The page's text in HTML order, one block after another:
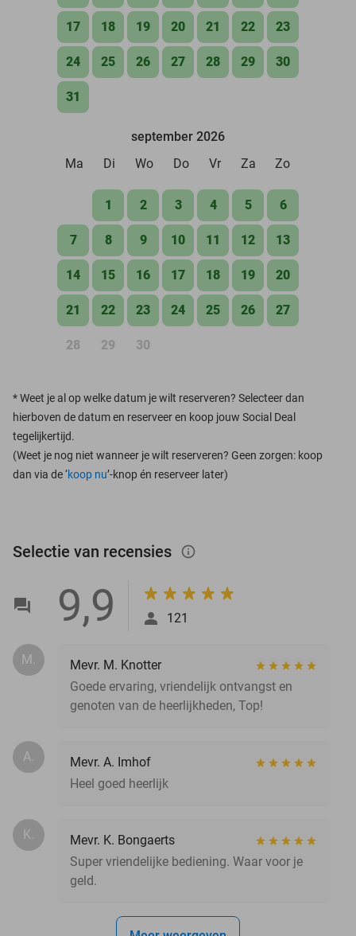
17 18 19 20 21 22 23
24 25 26 27 28 29 30
31
september 2026
Ma
Di Wo Do Vr Za Zo
1 2 3 4 5 6
7 8 9 10 11 12 13
14 15 16 17 18 19 20
21 22 23 24 25 26 27
28 29 30
*Weet je al op welke datum je wilt reserveren? Selecteer dan
hierboven de datum en reserveer en koop jouw Social Deal
tegelijkertijd.
(Weet je nog niet wanneer je wilt reserveren? Geen zorgen: koop
dan via de ‘koop nu’-knop én reserveer later)
Selectie van recensies info_outlined
9,9 121
M.
Mevr. M. Knotter
Goede ervaring, vriendelijk ontvangst en
genoten van de heerlijkheden, Top!
A.
Mevr. A. Imhof
Heel goed heerlijk
K.
Mevr. K. Bongaerts
Super vriendelijke bediening. Waar voor je
geld.